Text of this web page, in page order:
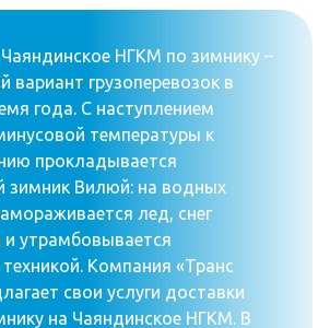
НГКМ по зимнику –
вариант грузоперевозок в
года. С наступлением
температуры к
прокладывается
зимник Вилюй: на водных
лед, снег
и утрамбовывается
Компания «Транс
свои услуги доставки
на Чаяндинское НГКМ. В